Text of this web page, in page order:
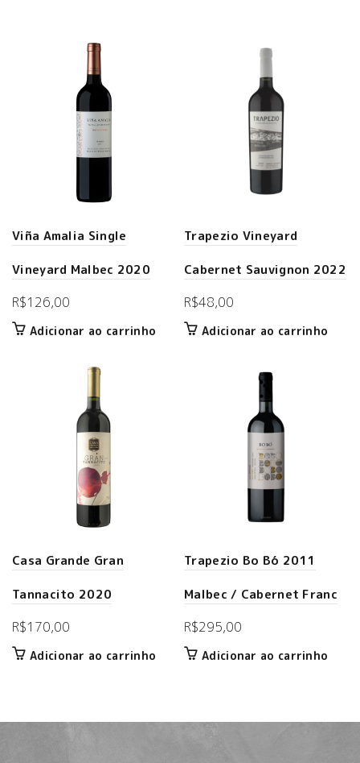
Viña Amalia Single
Vineyard Malbec 2020
R$126,00
Adicionar ao carrinho
Trapezio Vineyard
Cabernet Sauvignon 2022
R$48,00
Adicionar ao carrinho
Casa Grande Gran
Tannacito 2020
R$170,00
Adicionar ao carrinho
Trapezio Bo Bó 2011
Malbec / Cabernet Franc
R$295,00
Adicionar ao carrinho